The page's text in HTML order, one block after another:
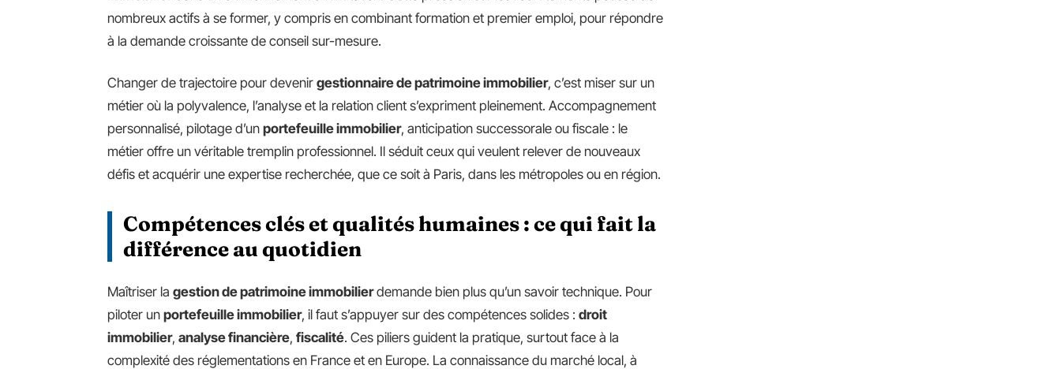
nombreux actifs à se former, y compris en combinant formation et premier emploi, pour répondre
à la demande croissante de conseil sur-mesure.
Changer de trajectoire pour devenir gestionnaire de patrimoine immobilier, c’est miser sur un
métier où la polyvalence, l’analyse et la relation client s’expriment pleinement. Accompagnement
personnalisé, pilotage d’un portefeuille immobilier, anticipation successorale ou fiscale : le
métier offre un véritable tremplin professionnel. Il séduit ceux qui veulent relever de nouveaux
défis et acquérir une expertise recherchée, que ce soit à Paris, dans les métropoles ou en région.
Compétences clés et qualités humaines : ce qui fait la
différence au quotidien
Maîtriser la gestion de patrimoine immobilierdemande bien plus qu’un savoir technique. Pour
piloter un portefeuille immobilier, il faut s’appuyer sur des compétences solides : droit
immobilier, analyse financière, fiscalité. Ces piliers guident la pratique, surtout face à la
complexité des réglementations en France et en Europe. La connaissance du marché local, à